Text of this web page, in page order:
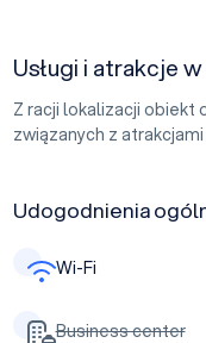
Usługi i atrakcje
Z racji lokalizacji obiekt
związanych z
Udogodnienia
Wi-Fi
Business center